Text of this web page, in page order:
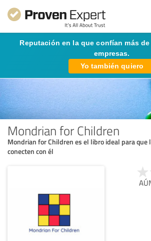
Reputación en la que confían más
empresas.
Yo también quiero
Mondrian for Children
Mondrian for Children es el libro ideal para que
conecten con él